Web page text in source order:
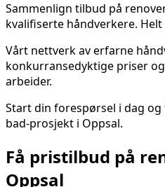
Sammenlign tilbud på
kvalifiserte håndverkere.
Vårt nettverk av erfarne
konkurransedyktige priser
arbeider.
Start din forespørsel i dag
bad-prosjekt i Oppsal.
Få pristilbud på
Oppsal